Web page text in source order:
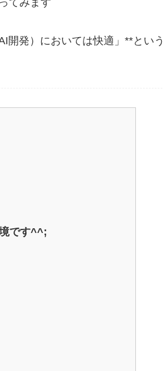
てみます
開発）においては快適」**という
です^^;